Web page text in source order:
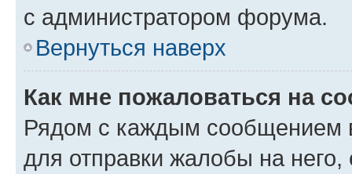
с администратором форума.
Вернуться наверх
Как мне пожаловаться на
Рядом с каждым сообщением
для отправки жалобы на